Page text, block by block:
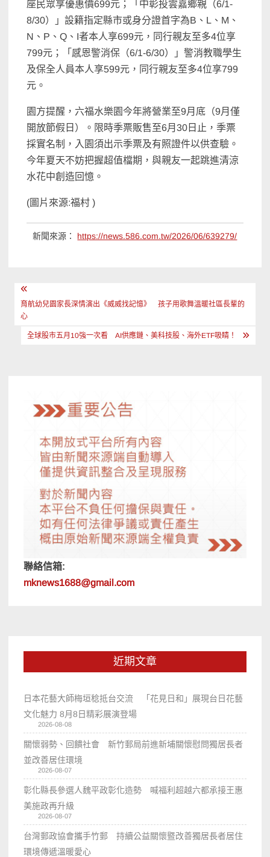
座民眾享優惠價699元；「中彰投雲嘉鄉親（6/1-
8/30）」設籍指定縣市或身分證首字為B、L、M、
N、P、Q、I者本人享699元，同行親友至多4位享
799元；「感恩警消保（6/1-6/30）」警消教職學生
及保全人員本人享599元，同行親友至多4位享799
元。
園方提醒，六福水樂園今年將營業至9月底（9月僅
開放節假日）。限時季票販售至6月30日止，季票
採實名制，入園須出示季票及有照證件以供查驗。
今年夏天不妨把握超值檔期，與親友一起跳進清涼
水花中創造回憶。
(圖片來源:福村 )
新聞來源： https://news.586.com.tw/2026/06/639279/
文
章
育航幼兒園家長深情演出《威威找記憶》 孩子用歌舞溫暖社區長輩的
心
全球股市五月10強一次看 AI供應鏈、美科技股、海外ETF吸睛！
聯絡信箱:
mknews1688@gmail.com
近期文章
日本花藝大師梅垣稔抵台交流 「花見日和」展現台日花藝
文化魅力 8月8日精彩展演登場
2026-08-08
關懷弱勢、回饋社會 新竹郵局前進新埔關懷慰問獨居長者
並改善居住環境
2026-08-07
彰化縣長參選人魏平政彰化造勢 喊福利超越六都承接王惠
美施政再升級
2026-08-07
台灣郵政協會攜手竹郵 持續公益關懷暨改善獨居長者居住
環境傳遞溫暖愛心